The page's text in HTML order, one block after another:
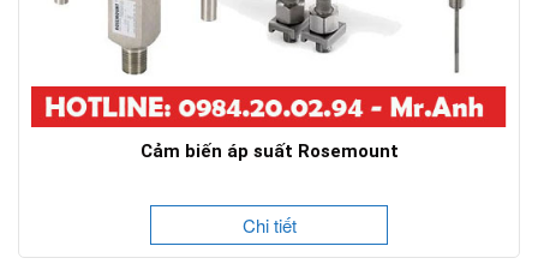
Cảm biến áp suất Rosemount
Chi tiết